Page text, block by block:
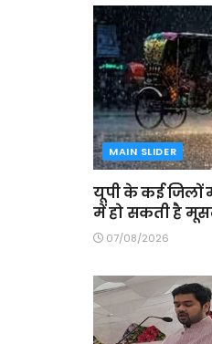
MAIN SLIDER
यूपी के कई जिलों
में हो सकती है
07/08/2026